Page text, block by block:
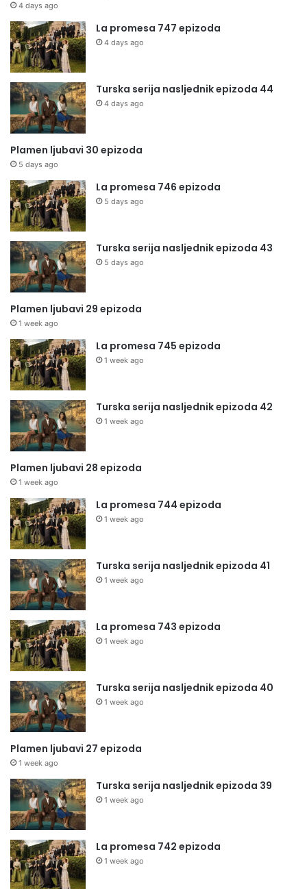
4 days ago
La promesa 747 epizoda
4 days ago
Turska serija nasljednik epizoda 44
4 days ago
Plamen ljubavi 30 epizoda
5 days ago
La promesa 746 epizoda
5 days ago
Turska serija nasljednik epizoda 43
5 days ago
Plamen ljubavi 29 epizoda
1 week ago
La promesa 745 epizoda
1 week ago
Turska serija nasljednik epizoda 42
1 week ago
Plamen ljubavi 28 epizoda
1 week ago
La promesa 744 epizoda
1 week ago
Turska serija nasljednik epizoda 41
1 week ago
La promesa 743 epizoda
1 week ago
Turska serija nasljednik epizoda 40
1 week ago
Plamen ljubavi 27 epizoda
1 week ago
Turska serija nasljednik epizoda 39
1 week ago
La promesa 742 epizoda
1 week ago